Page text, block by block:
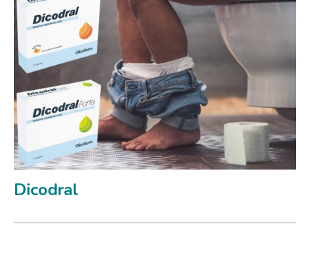
Dicodral